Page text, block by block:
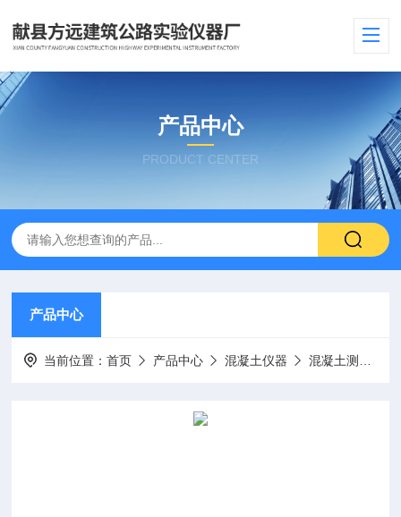
产品中心
PRODUCT CENTER
产品中心
当前位置：首页 产品中心 混凝土仪器 混凝土测温仪